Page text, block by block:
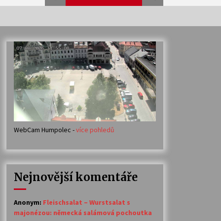
Veselí muzikanti
30. 7. 2026
Votavžatský ploty
23. 7. 2026
14. 7. 2026
30. 6. 2026
WebCam Humpolec -více pohledů
Nejnovější komentáře
Anonym: Fleischsalat – Wurstsalat s
majonézou: německá salámová pochoutka